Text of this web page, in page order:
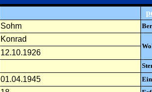
Sohm
Konrad
12.10.1926
01.04.1945